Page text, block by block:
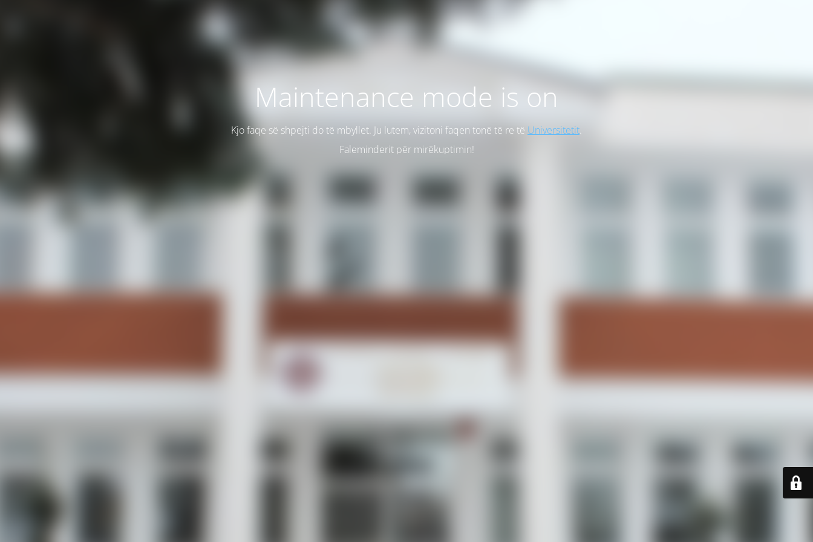
Maintenance mode is on
Kjo faqe së shpejti do të mbyllet. Ju lutem, vizitoni faqen tonë të re të Universitetit.
Faleminderit për mirëkuptimin!